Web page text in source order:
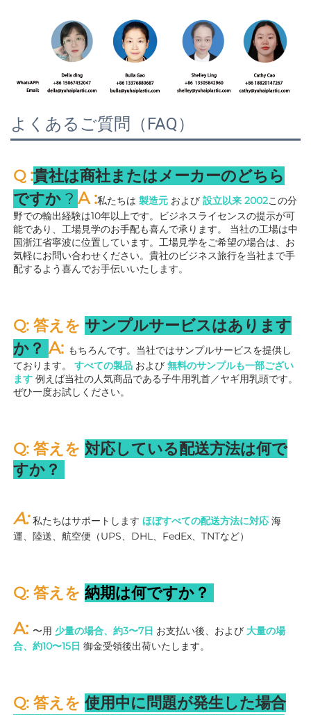
よくあるご質問（FAQ）
Q :貴社は商社またはメーカーのどちら
ですか ? A :私たちは 製造元 および 設立以来 2002この分
野での輸出経験は10年以上です。ビジネスライセンスの提示が可
能であり、工場見学のお手配も喜んで承ります。 当社の工場は中
国浙江省寧波に位置しています。工場見学をご希望の場合は、お
気軽にお問い合わせください。貴社のビジネス旅行を当社まで手
配するよう喜んでお手伝いいたします。
Q: 答えを サンプルサービスはあります
か？ A: もちろんです。当社ではサンプルサービスを提供し
ております。 すべての製品 および 無料のサンプルも一部ござい
ます 例えば当社の人気商品である子牛用乳首／ヤギ用乳頭です。
ぜひ一度お試しください。
Q: 答えを 対応している配送方法は何で
すか？
A: 私たちはサポートします ほぼすべての配送方法に対応 海
運、陸送、航空便（UPS、DHL、FedEx、TNTなど）
Q: 答えを 納期は何ですか？
A: 〜用 少量の場合、約3〜7日 お支払い後、および 大量の場
合、約10〜15日 御金受領後出荷いたします。
Q: 答えを 使用中に問題が発生した場合